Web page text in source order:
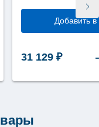
29 481 ₽.
Добавить в
31 129 ₽ -